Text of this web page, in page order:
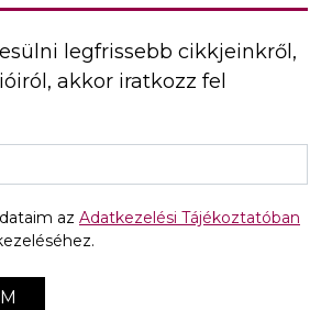
legfrissebb cikkjeinkről,
akkor iratkozz fel
az Adatkezelési Tájékoztatóban